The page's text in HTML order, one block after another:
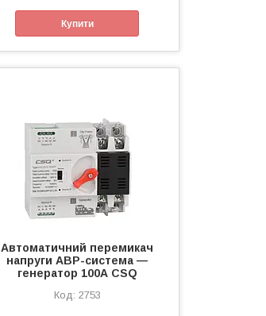
Купити
Автоматичний перемикач
напруги АВР-система —
генератор 100А CSQ
2753